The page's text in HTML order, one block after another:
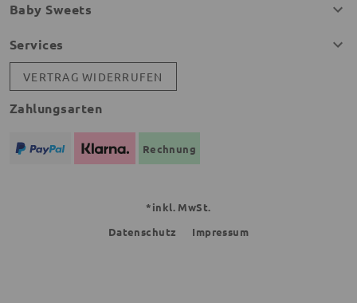
Baby Sweets
Services
VERTRAG WIDERRUFEN
Zahlungsarten
Rechnung
*inkl. MwSt.
Datenschutz
Impressum